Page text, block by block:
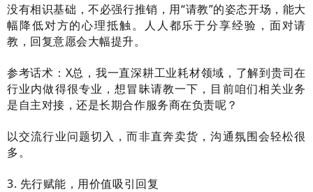
没有相识基础，不必强行推销，用“请教”的姿态开场，能大
幅降低对方的心理抵触。人人都乐于分享经验，面对请
教，回复意愿会大幅提升。
参考话术：X总，我一直深耕工业耗材领域，了解到贵司在
行业内做得很专业，想冒昧请教一下，目前咱们相关业务
是自主对接，还是长期合作服务商在负责呢？
以交流行业问题切入，而非直奔卖货，沟通氛围会轻松很
多。
3. 先行赋能，用价值吸引回复